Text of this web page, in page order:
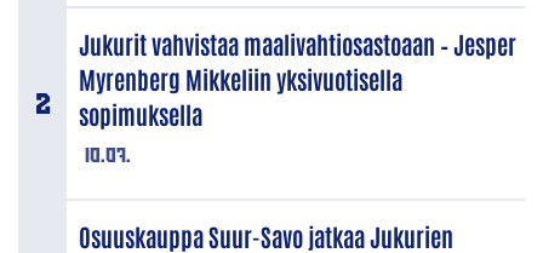
10.07.
Jukurit vahvistaa maalivahtiosastoaan – Jesper
Myrenberg Mikkeliin yksivuotisella
sopimuksella
Osuuskauppa Suur-Savo jatkaa Jukurien